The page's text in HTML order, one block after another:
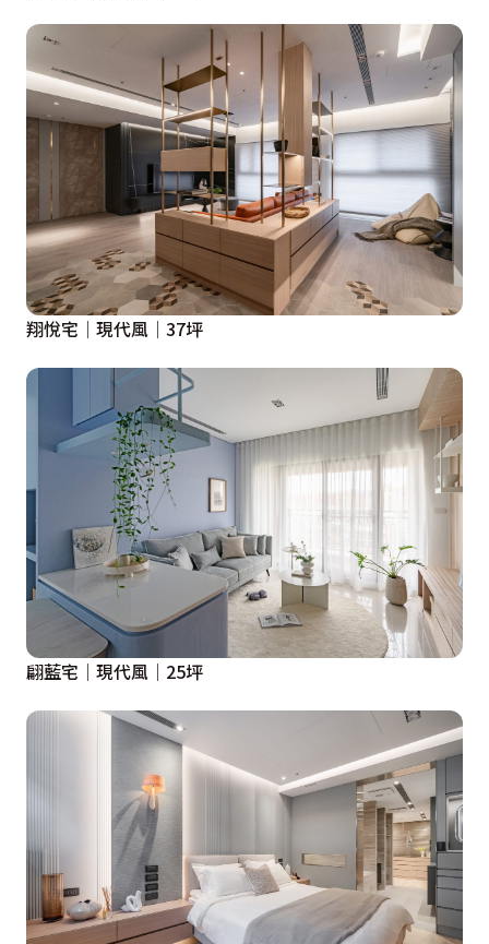
翔悅宅│現代風│37坪
翩藍宅│現代風│25坪